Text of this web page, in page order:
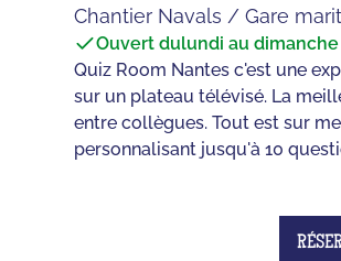
Chantier Navals / Gare
Ouvert dulundi au dimanche
Quiz Room Nantes c'est une
sur un plateau télévisé. La
entre collègues. Tout est sur
personnalisant jusqu'à 10